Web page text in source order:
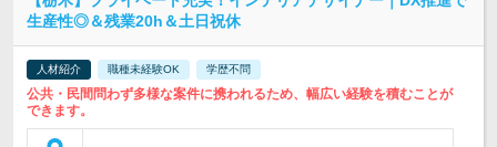
生産性◎＆残業20h＆土日祝休
人材紹介 職種未経験OK 学歴不問
公共・民間問わず多様な案件に携われるため、幅広い経験を積むことが
できます。